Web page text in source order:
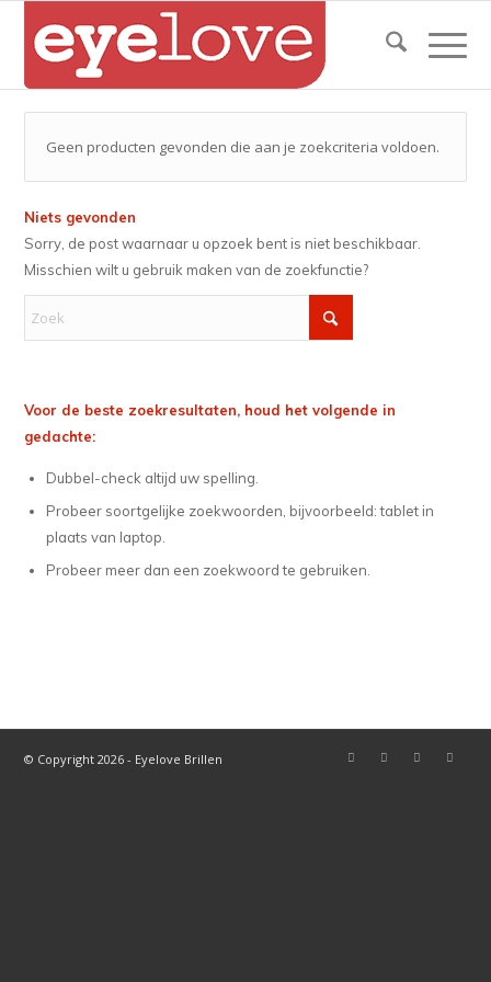
Geen producten gevonden die aan je zoekcriteria voldoen.
Niets gevonden
Sorry, de post waarnaar u opzoek bent is niet beschikbaar.
Misschien wilt u gebruik maken van de zoekfunctie?
Voor de beste zoekresultaten, houd het volgende in
gedachte:
Dubbel-check altijd uw spelling.
Probeer soortgelijke zoekwoorden, bijvoorbeeld: tablet in
plaats van laptop.
Probeer meer dan een zoekwoord te gebruiken.
© Copyright 2026 - Eyelove Brillen